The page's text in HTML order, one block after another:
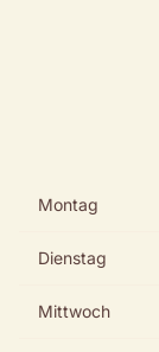
Montag
Dienstag
Mittwoch